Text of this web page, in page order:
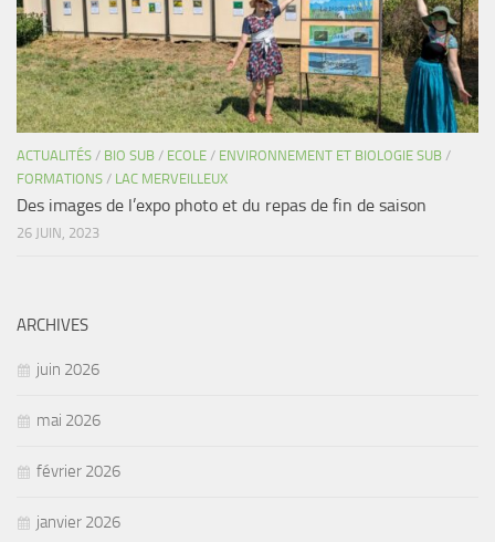
ACTUALITÉS / BIO SUB / ECOLE / ENVIRONNEMENT ET BIOLOGIE SUB /
FORMATIONS / LAC MERVEILLEUX
Des images de l’expo photo et du repas de fin de saison
26 JUIN, 2023
ARCHIVES
juin 2026
mai 2026
février 2026
janvier 2026